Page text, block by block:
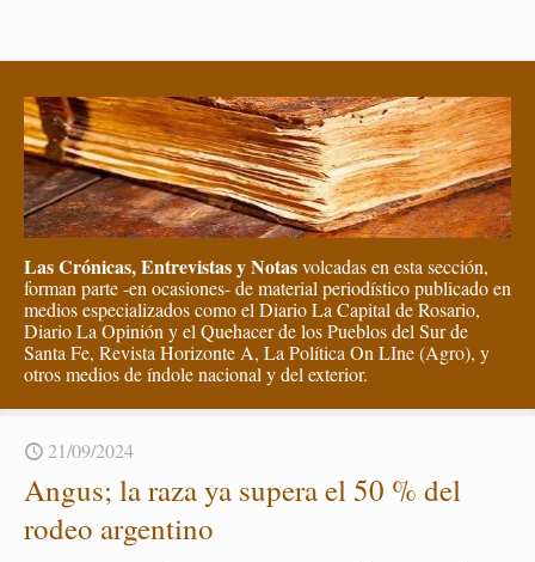
Las Crónicas, Entrevistas y Notasvolcadas en esta sección,
forman parte -en ocasiones- de material periodístico publicado en
medios especializados como el Diario La Capital de Rosario,
Diario La Opinión y el Quehacer de los Pueblos del Sur de
Santa Fe, Revista Horizonte A, La Política On LIne (Agro), y
otros medios de índole nacional y del exterior.
21/09/2024
Angus; la raza ya su­pera el 50 % del
rodeo ar­gen­tino